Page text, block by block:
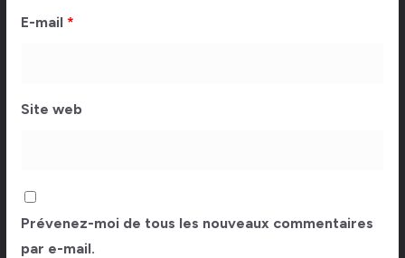
E-mail *
Site web
Prévenez-moi de tous les nouveaux commentaires
par e-mail.